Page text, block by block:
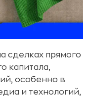
сделках прямого
капитала,
особенно в
и технологий,